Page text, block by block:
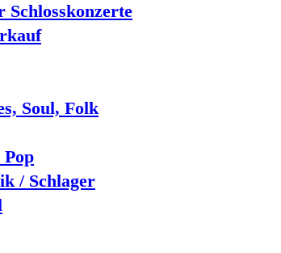
Schlosskonzerte
Soul, Folk
/ Schlager